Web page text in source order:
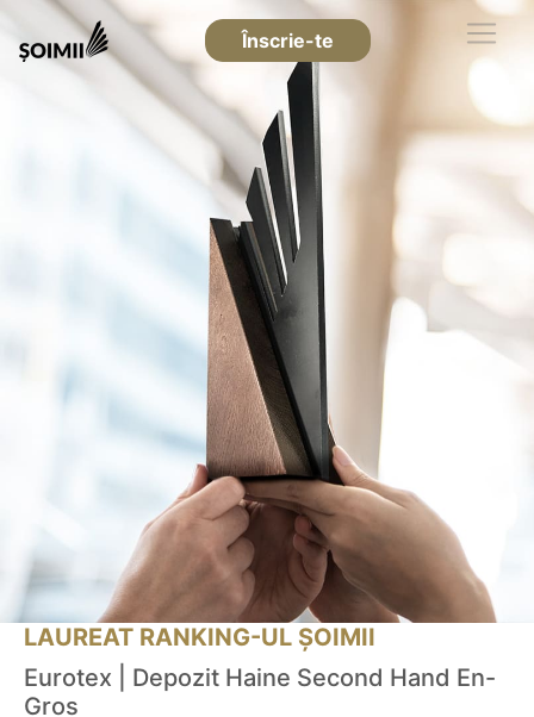
Înscrie-te
LAUREAT RANKING-UL ȘOIMII
Eurotex | Depozit Haine Second Hand En-
Gros